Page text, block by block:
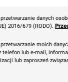
danych
2016/679 (RODO).
moich
telefon lub e-mail,
lub zaproszeń